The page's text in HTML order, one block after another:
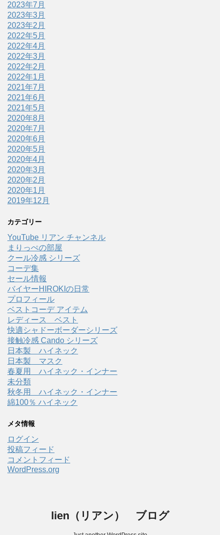
2023年7月
2023年3月
2023年2月
2022年5月
2022年4月
2022年3月
2022年2月
2022年1月
2021年7月
2021年6月
2021年5月
2020年8月
2020年7月
2020年6月
2020年5月
2020年4月
2020年3月
2020年2月
2020年1月
2019年12月
カテゴリー
YouTube リアン チャンネル
まりっぺの部屋
クール冷感 シリーズ
コーデ集
セール情報
バイヤーHIROKIの日常
プロフィール
ベストコーデ アイテム
レディース ベスト
快適シャドーボーダーシリーズ
接触冷感 Cando シリーズ
日本製 ハイネック
日本製 マスク
春夏用 ハイネック・インナー
未分類
秋冬用 ハイネック・インナー
綿100％ ハイネック
メタ情報
ログイン
投稿フィード
コメントフィード
WordPress.org
lien（リアン） ブログ